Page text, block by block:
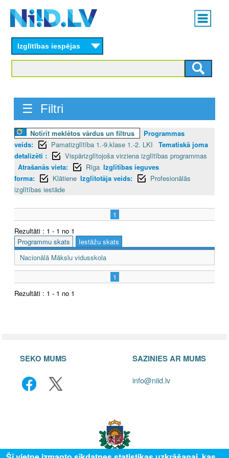
content
Main
menu
Izglītības iespējas
☰ Filtri
Notīrīt meklētos vārdus un filtrus
Programmas
veids:
Pamatizglītība 1.-9.klase 1.-2. LKI
Tematiskā joma
detalizēti :
Vispārizglītojoša virziena izglītības programmas
Atrašanās vieta:
Rīga Izglītības ieguves
forma:
Klātiene Izglītotāja veids:
Profesionālās
izglītības iestāde
1
Rezultāti : 1 - 1 no 1
Programmu skats
Iestāžu skats
Nacionālā Mākslu vidusskola
1
Rezultāti : 1 - 1 no 1
SEKO MUMS SAZINIES AR MUMS
info@niid.lv